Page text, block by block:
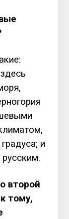
и
второй
тому,